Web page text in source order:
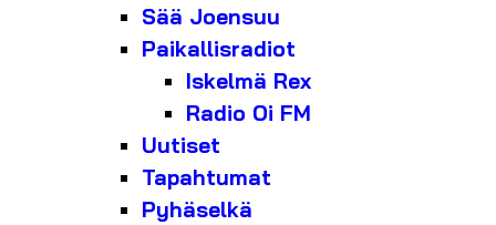
Sää Joensuu
Paikallisradiot
Iskelmä Rex
Radio Oi FM
Uutiset
Tapahtumat
Pyhäselkä